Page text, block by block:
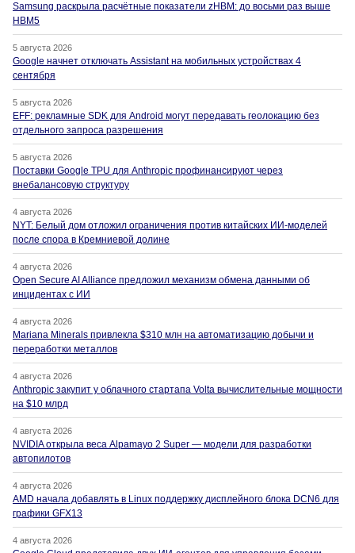
Samsung раскрыла расчётные показатели zHBM: до восьми раз выше
HBM5
5 августа 2026
Google начнет отключать Assistant на мобильных устройствах 4
сентября
5 августа 2026
EFF: рекламные SDK для Android могут передавать геолокацию без
отдельного запроса разрешения
5 августа 2026
Поставки Google TPU для Anthropic профинансируют через
внебалансовую структуру
4 августа 2026
NYT: Белый дом отложил ограничения против китайских ИИ-моделей
после спора в Кремниевой долине
4 августа 2026
Open Secure AI Alliance предложил механизм обмена данными об
инцидентах с ИИ
4 августа 2026
Mariana Minerals привлекла $310 млн на автоматизацию добычи и
переработки металлов
4 августа 2026
Anthropic закупит у облачного стартапа Volta вычислительные мощности
на $10 млрд
4 августа 2026
NVIDIA открыла веса Alpamayo 2 Super — модели для разработки
автопилотов
4 августа 2026
AMD начала добавлять в Linux поддержку дисплейного блока DCN6 для
графики GFX13
4 августа 2026